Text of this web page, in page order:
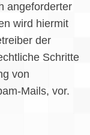
angeforderter
wird hiermit
der
Schritte
von
Mails, vor.